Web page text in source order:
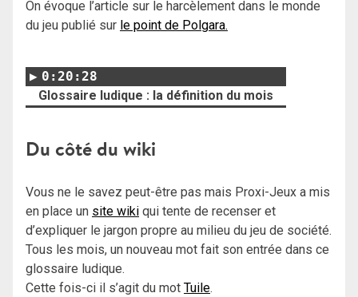
On évoque l’article sur le harcèlement dans le monde
du jeu publié sur le point de Polgara.
0:20:28
Glossaire ludique : la définition du mois
Du côté du wiki
Vous ne le savez peut-être pas mais Proxi-Jeux a mis
en place un site wiki qui tente de recenser et
d’expliquer le jargon propre au milieu du jeu de société.
Tous les mois, un nouveau mot fait son entrée dans ce
glossaire ludique.
Cette fois-ci il s’agit du mot Tuile.